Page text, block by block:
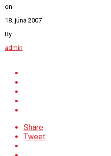
on
18. júna 2007
By
admin
Share
Tweet